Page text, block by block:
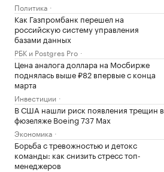
Политика
Как Газпромбанк перешел на
российскую систему управления
базами данных
РБК и Postgres Pro
Цена аналога доллара на Мосбирже
поднялась выше ₽82 впервые с конца
марта
Инвестиции
В США нашли риск появления трещин в
фюзеляже Boeing 737 Max
Экономика
Борьба с тревожностью и детокс
команды: как снизить стресс топ-
менеджеров